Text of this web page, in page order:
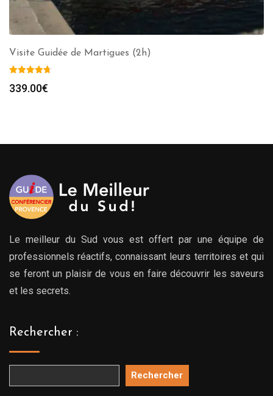
Visite Guidée de Martigues (2h)
339.00€
Le meilleur du Sud vous est offert par une équipe de
professionnels réactifs, connaissant leurs territoires et qui
se feront un plaisir de vous en faire découvrir les saveurs
et les secrets.
Rechercher :
Rechercher